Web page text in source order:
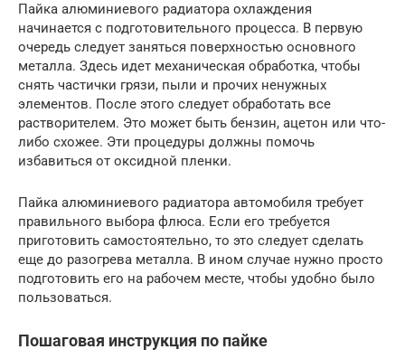
Пайка алюминиевого радиатора охлаждения
начинается с подготовительного процесса. В первую
очередь следует заняться поверхностью основного
металла. Здесь идет механическая обработка, чтобы
снять частички грязи, пыли и прочих ненужных
элементов. После этого следует обработать все
растворителем. Это может быть бензин, ацетон или что-
либо схожее. Эти процедуры должны помочь
избавиться от оксидной пленки.
Пайка алюминиевого радиатора автомобиля требует
правильного выбора флюса. Если его требуется
приготовить самостоятельно, то это следует сделать
еще до разогрева металла. В ином случае нужно просто
подготовить его на рабочем месте, чтобы удобно было
пользоваться.
Пошаговая инструкция по пайке